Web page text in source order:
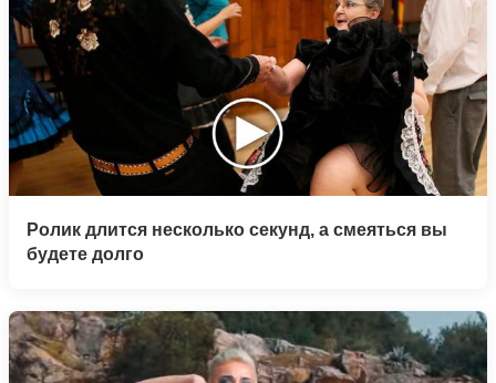
Ролик длится несколько секунд, а смеяться вы
будете долго